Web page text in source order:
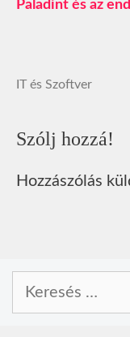
Paladint és az
IT és Szoftver
Szólj hozzá!
Hozzászólás